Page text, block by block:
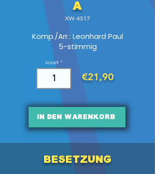
a
XW-4517
Komp./Arr.: Leonhard Paul
5-stimmig
Anzahl
€21,90
In den Warenkorb
Besetzung